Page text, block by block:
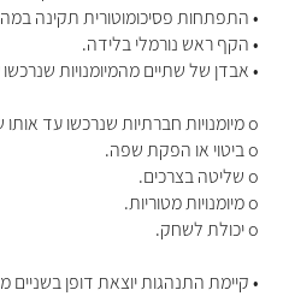
• התפתחות פסיכומוטורית תקינה
• הקף ראש נורמלי בלידה.
• אבדן של שתיים מהמיומנויות
o מיומנויות חברתיות שנרכשו עד אותו שלב.
o ביטוי או הפקת שפה.
o שליטה בצרכים.
o מיומנויות מטוריות.
o יכולת לשחק.
• קיימת התנהגות יוצאת דופן